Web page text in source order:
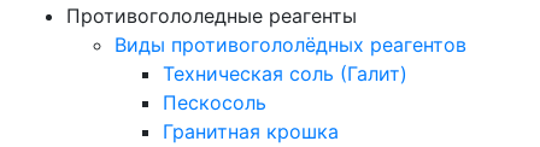
Противогололедные реагенты
Виды противогололёдных реагентов
Техническая соль (Галит)
Пескосоль
Гранитная крошка